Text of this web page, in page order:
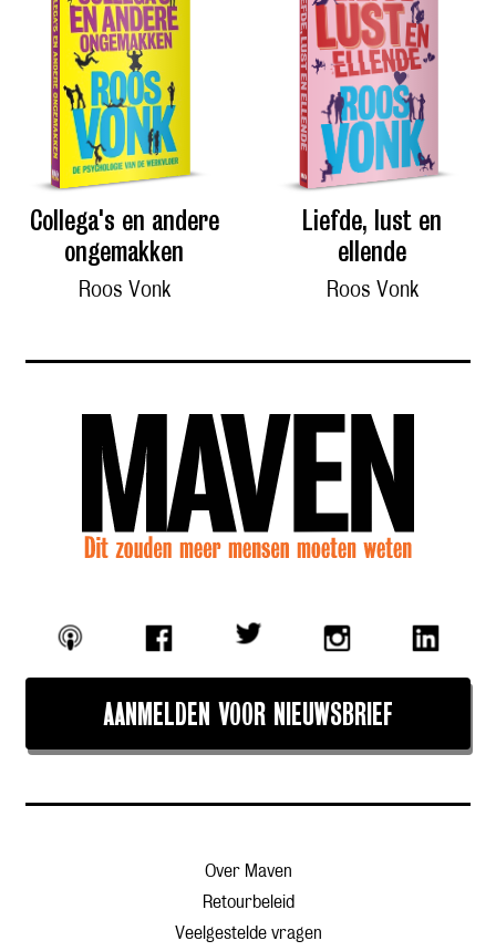
Collega's en andere
ongemakken
Roos Vonk
Liefde, lust en
ellende
Roos Vonk
AANMELDEN VOOR NIEUWSBRIEF
Over Maven
Retourbeleid
Veelgestelde vragen